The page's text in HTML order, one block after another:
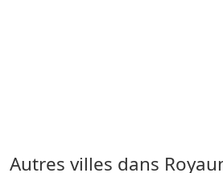
Autres villes dans